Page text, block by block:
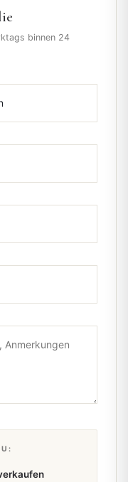
binnen 24